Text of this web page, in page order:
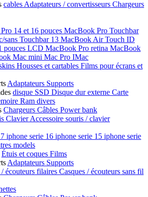
cables Adaptateurs / convertisseurs Chargeurs
14 et 16 pouces MacBook Pro Touchbar
sans Touchbar 13 MacBook Air Touch ID
pouces LCD MacBook Pro retina MacBook
Mac mini Mac Pro IMac
Housses et cartables Films pour écrans et
Adaptateurs Supports
disque SSD Disque dur externe Carte
Ram divers
Chargeurs Câbles Power bank
ClavierAccessoire souris / clavier
iphone serie 16 iphone serie 15 iphone serie
models
Étuis et coques Films
Adaptateurs Supports
/ écouteurs filaires Casques / écouteurs sans fil